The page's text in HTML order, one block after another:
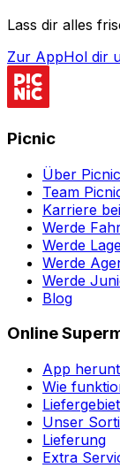
Lass dir alles
Zur AppHol dir
Picnic
Über Picnic
Team
Karriere
Werde
Werde
Werde
Werde
Blog
Online
App
Wie
Unser
Lieferung
Extra